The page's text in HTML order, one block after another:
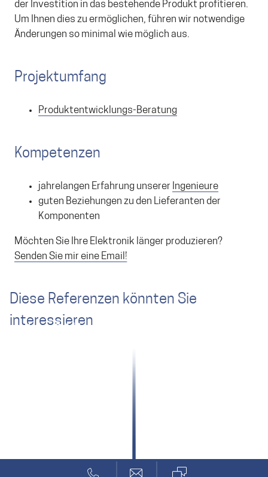
der Investition in das bestehende Produkt profitieren.
Um Ihnen dies zu ermöglichen, führen wir notwendige
Änderungen so minimal wie möglich aus.
Projektumfang
Produktentwicklungs-Beratung
Kompetenzen
jahrelangen Erfahrung unserer Ingenieure
guten Beziehungen zu den Lieferanten der
Komponenten
Möchten Sie Ihre Elektronik länger produzieren?
Senden Sie mir eine Email!
Diese Referenzen könnten Sie
interessieren
Kaba: Schlüssel in der Tasche – Türe geht auf